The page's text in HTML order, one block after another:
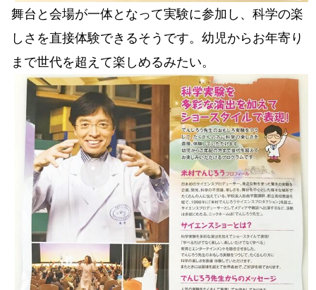
舞台と会場が一体となって実験に参加し、科学の楽
しさを直接体験できるそうです。幼児からお年寄り
まで世代を超えて楽しめるみたい。